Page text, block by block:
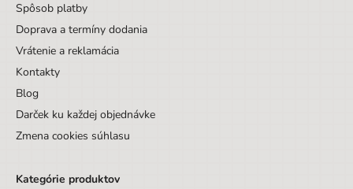
Spôsob platby
Doprava a termíny dodania
Vrátenie a reklamácia
Kontakty
Blog
Darček ku každej objednávke
Zmena cookies súhlasu
Kategórie produktov